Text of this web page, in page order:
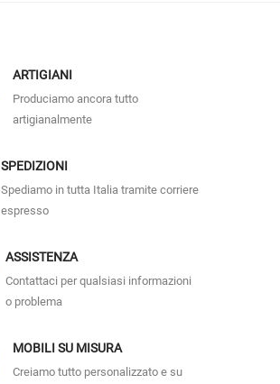
ARTIGIANI
Produciamo ancora tutto
artigianalmente
SPEDIZIONI
Spediamo in tutta Italia tramite corriere
espresso
ASSISTENZA
Contattaci per qualsiasi informazioni
o problema
MOBILI SU MISURA
Creiamo tutto personalizzato e su